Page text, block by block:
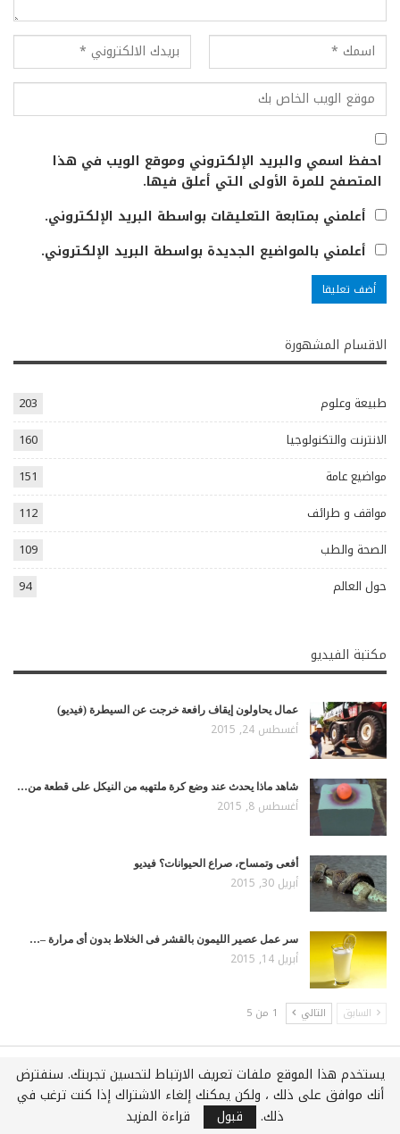
احفظ اسمي والبريد الإلكتروني وموقع الويب في هذا
المتصفح للمرة الأولى التي أعلق فيها.
أعلمني بمتابعة التعليقات بواسطة البريد الإلكتروني.
أعلمني بالمواضيع الجديدة بواسطة البريد الإلكتروني.
الاقسام المشهورة
طبيعة وعلوم
203
الانترنت والتكنولوجيا
160
مواضيع عامة
151
مواقف و طرائف
112
الصحة والطب
109
حول العالم
94
مكتبة الفيديو
عمال يحاولون إيقاف رافعة خرجت عن السيطرة (فيديو)
أغسطس 24, 2015
شاهد ماذا يحدث عند وضع كرة ملتهبه من النيكل على قطعة من…
أغسطس 8, 2015
أفعى وتمساح، صراع الحيوانات؟ فيديو
أبريل 30, 2015
سر عمل عصير الليمون بالقشر فى الخلاط بدون أى مرارة –…
أبريل 14, 2015
السابق التالي 1 من 5
جميع الحقوق محفوظة لـويكي عربي © 2021
استضافة وتطوير :شركة اي سفن لخدمات الويب المتكاملة
يستخدم هذا الموقع ملفات تعريف الارتباط لتحسين تجربتك. سنفترض
أنك موافق على ذلك ، ولكن يمكنك إلغاء الاشتراك إذا كنت ترغب في
ذلك.
قبول قراءة المزيد